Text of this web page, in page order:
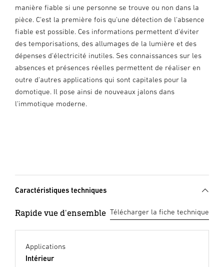
manière fiable si une personne se trouve ou non dans la
pièce. C'est la première fois qu'une détection de l'absence
fiable est possible. Ces informations permettent d'éviter
des temporisations, des allumages de la lumière et des
dépenses d'électricité inutiles. Ses connaissances sur les
absences et présences réelles permettent de réaliser en
outre d'autres applications qui sont capitales pour la
domotique. Il pose ainsi de nouveaux jalons dans
l'immotique moderne.
Caractéristiques techniques
Rapide vue d'ensemble Télécharger la fiche technique
Applications
Intérieur